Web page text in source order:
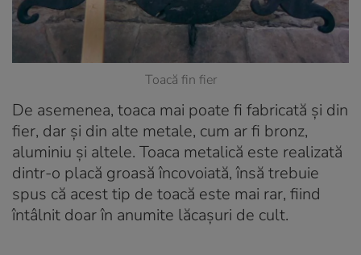
Toacă fin fier
De asemenea, toaca mai poate fi fabricată și din
fier, dar și din alte metale, cum ar fi bronz,
aluminiu și altele. Toaca metalică este realizată
dintr-o placă groasă încovoiată, însă trebuie
spus că acest tip de toacă este mai rar, fiind
întâlnit doar în anumite lăcașuri de cult.